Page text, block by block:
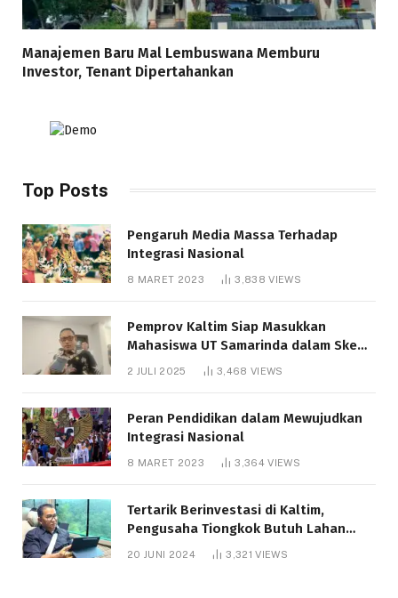
Manajemen Baru Mal Lembuswana Memburu
Investor, Tenant Dipertahankan
Top Posts
Pengaruh Media Massa Terhadap
Integrasi Nasional
8 MARET 2023 3,838VIEWS
Pemprov Kaltim Siap Masukkan
Mahasiswa UT Samarinda dalam Skema
Bantuan Pendidikan Gratispol
2 JULI 2025 3,468 VIEWS
Peran Pendidikan dalam Mewujudkan
Integrasi Nasional
8 MARET 2023 3,364VIEWS
Tertarik Berinvestasi di Kaltim,
Pengusaha Tiongkok Butuh Lahan
1.000 Hektare
20 JUNI 2024 3,321VIEWS